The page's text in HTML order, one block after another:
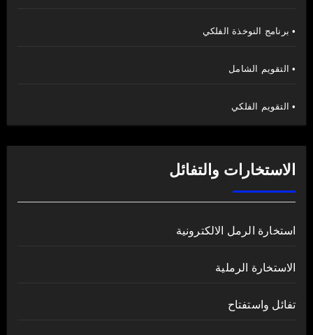
• برنامج النوخذة الفلكي
• التقويم الشامل
• التقويم الفلكي
الاستخارات والتفائل
استخارة الرمل الالكترونية
الاستخارة الرملية
تفائل واستفتاح